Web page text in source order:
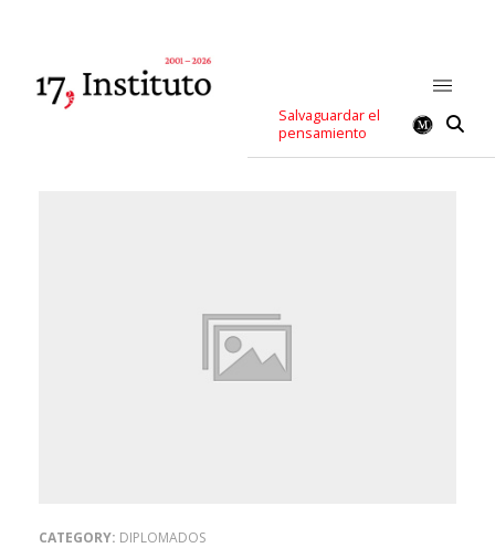
Salvaguardar el
pensamiento
CATEGORY: DIPLOMADOS